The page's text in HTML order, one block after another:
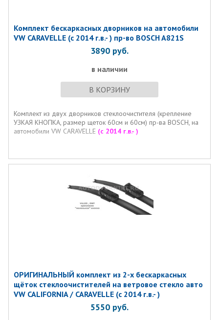
Комплект бескаркаcных дворников на автомобили
VW CARAVELLE (с 2014 г.в.- ) пр-во BOSCH A821S
3890 руб.
в наличии
В КОРЗИНУ
Комплект из двух дворников стеклоочистителя (крепление
УЗКАЯ КНОПКА, размер щеток 60см и 60см) пр-ва BOSCH, на
автомобили VW CARAVELLE (с 2014 г.в.- )
ОРИГИНАЛЬНЫЙ комплект из 2-х бескаркасных
щёток стеклоочистителей на ветровое стекло авто
VW CALIFORNIA / CARAVELLE (с 2014 г.в.- )
5550 руб.